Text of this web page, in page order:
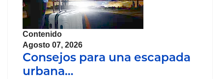
Contenido
Agosto 07, 2026
Consejos para una escapada
urbana…